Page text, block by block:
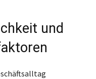
und